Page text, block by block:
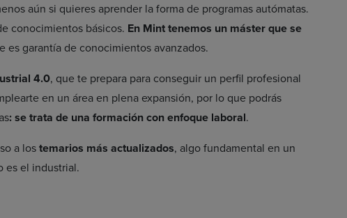
aún si quieres aprender la forma de programas autómatas.
conocimientos básicos. En Mint tenemos un máster que se
es garantía de conocimientos avanzados.
4.0, que te prepara para conseguir un perfil profesional
en un área en plena expansión, por lo que podrás
: se trata de una formación con enfoque laboral.
a lostemarios más actualizados, algo fundamental en un
es el industrial.